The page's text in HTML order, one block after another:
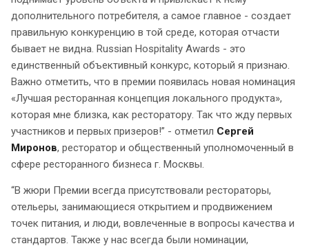
дополнительного потребителя, а самое главное - создает
правильную конкуренцию в той среде, которая отчасти
бывает не видна. Russian Hospitality Awards - это
единственный объективный конкурс, который я признаю.
Важно отметить, что в премии появилась новая номинация
«Лучшая ресторанная концепция локального продукта»,
которая мне близка, как ресторатору. Так что жду первых
участников и первых призеров!” - отметил Сергей
Миронов, ресторатор и общественный уполномоченный в
сфере ресторанного бизнеса г. Москвы.
“В жюри Премии всегда присутствовали рестораторы,
отельеры, занимающиеся открытием и продвижением
точек питания, и люди, вовлеченные в вопросы качества и
стандартов. Также у нас всегда были номинации,